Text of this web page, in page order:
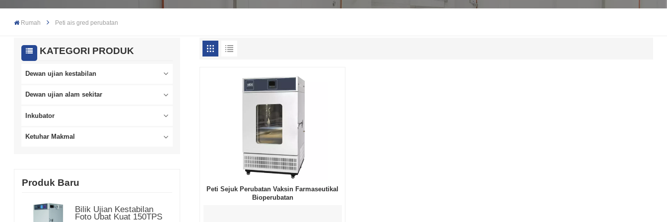
Rumah Peti ais gred perubatan
KATEGORI PRODUK
Dewan ujian kestabilan
Dewan ujian alam sekitar
Inkubator
Ketuhar Makmal
Produk Baru
Bilik Ujian Kestabilan
Foto Ubat Kuat 150TPS
Peti Sejuk Perubatan Vaksin Farmaseutikal
Bioperubatan